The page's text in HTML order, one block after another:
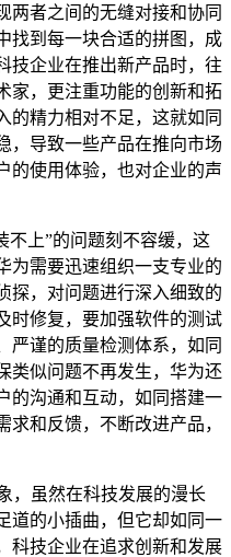
两者之间的无缝对接和协同
找到每一块合适的拼图，成
技企业在推出新产品时，往
家，更注重功能的创新和拓
的精力相对不足，这就如同
，导致一些产品在推向市场
的使用体验，也对企业的声
不上”的问题刻不容缓，这
为需要迅速组织一支专业的
探，对问题进行深入细致的
时修复，要加强软件的测试
严谨的质量检测体系，如同
类似问题不再发生，华为还
的沟通和互动，如同搭建一
和反馈，不断改进产品，
，虽然在科技发展的漫长
道的小插曲，但它却如同一
科技企业在追求创新和发展